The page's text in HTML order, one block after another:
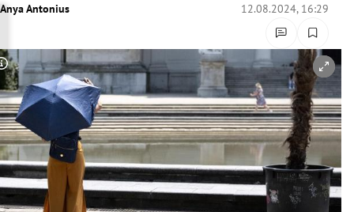
Untermenü
Untermenü
Untermenü
Untermenü
Anya Antonius 12.08.2024, 16:29
Copyright-Hinweis öffnen/schließen